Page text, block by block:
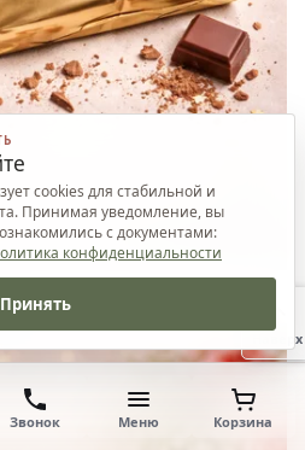
Звонок Меню Корзина
Наверх
cookies для стабильной и
Принимая уведомление, вы
с документами:
конфиденциальности
Принять